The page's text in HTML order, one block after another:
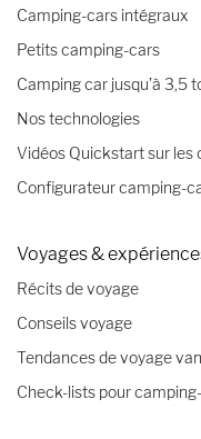
Camping-cars intégraux
Petits camping-cars
Camping car jusqu’à 3,5
Nos technologies
Vidéos Quickstart sur les
Configurateur camping-
Voyages &
Récits de voyage
Conseils voyage
Tendances de voyage
Check-lists pour